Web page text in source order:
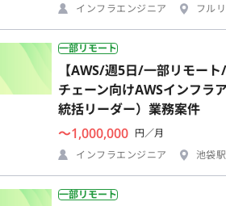
インフラエンジニア
フル
一部リモート
【AWS/週5日/一部リモー
チェーン向けAWSインフラ
統括リーダー）業務案件
〜1,000,000 円／月
インフラエンジニア
池袋駅
一部リモート